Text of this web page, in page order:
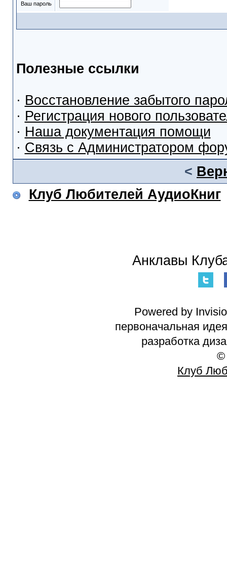
Ваш пароль
Полезные ссылки
· Восстановление забытого
· Регистрация нового
· Наша документация помощи
· Связь с Администратором
<
Клуб Любителей АудиоКниг
Анклавы
Powered by
первоначальная
разработка
©
Клуб